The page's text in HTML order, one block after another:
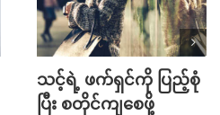
သင့်ရဲ့ ဖက်ရှင်ကို ပြည့်စုံ
ပြီး စတိုင်ကျစေဖို့